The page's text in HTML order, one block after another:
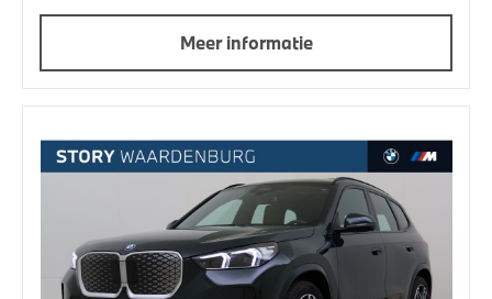
Meer informatie